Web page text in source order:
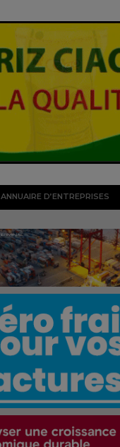
ANNUAIRE D’ENTREPRISES